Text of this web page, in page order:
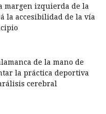
margen izquierda de la
la accesibilidad de la vía
de la mano de
la práctica deportiva
cerebral